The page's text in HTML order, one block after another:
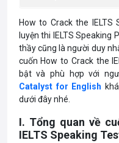
How to Crack the
luyện thi IELTS Speaking
thầy cũng là người duy
cuốn How to Crack the
bật và phù hợp với
Catalyst for English
dưới đây nhé.
I. Tổng quan về
IELTS Speaking